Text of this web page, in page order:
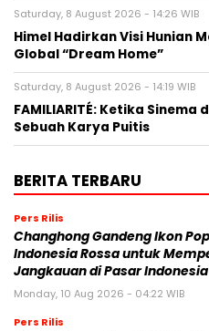
Saturday, 8 August 2026 - 14:26 WIB
Himel Hadirkan Visi Hunian
Global “Dream Home”
Saturday, 8 August 2026 - 14:19 WIB
FAMILIARITÉ: Ketika
Sebuah Karya Puitis
BERITA TERBARU
Pers Rilis
Changhong Gandeng Ikon Pop
Indonesia Rossa untuk
Jangkauan di Pasar Indonesia
Monday, 10 Aug 2026 - 04:22 WIB
Pers Rilis